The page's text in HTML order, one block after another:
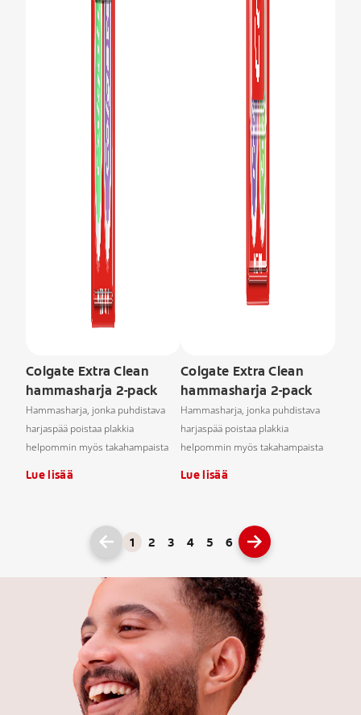
Colgate Extra Clean
hammasharja 2-pack
Hammasharja, jonka puhdistava
harjaspää poistaa plakkia
helpommin myös takahampaista
Lue lisää
Colgate Extra Clean
hammasharja 2-pack
Hammasharja, jonka puhdistava
harjaspää poistaa plakkia
helpommin myös takahampaista
Lue lisää
1 2 3 4 5 6